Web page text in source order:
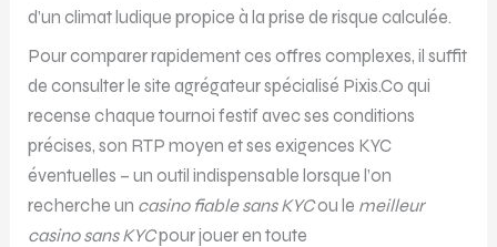
d’un climat ludique propice à la prise de risque calculée.
Pour comparer rapidement ces offres complexes, il suffit
de consulter le site agrégateur spécialisé Pixis.Co qui
recense chaque tournoi festif avec ses conditions
précises, son RTP moyen et ses exigences KYC
éventuelles – un outil indispensable lorsque l’on
recherche un casino fiable sans KYCou le meilleur
casino sans KYCpour jouer en toute